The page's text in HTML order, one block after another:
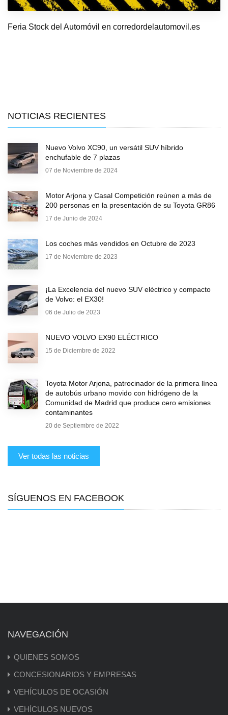
Feria Stock del Automóvil en corredordelautomovil.es
NOTICIAS RECIENTES
Nuevo Volvo XC90, un versátil SUV híbrido
enchufable de 7 plazas
07 de Noviembre de 2024
Motor Arjona y Casal Competición reúnen a más de
200 personas en la presentación de su Toyota GR86
17 de Junio de 2024
Los coches más vendidos en Octubre de 2023
17 de Noviembre de 2023
¡La Excelencia del nuevo SUV eléctrico y compacto
de Volvo: el EX30!
06 de Julio de 2023
NUEVO VOLVO EX90 ELÉCTRICO
15 de Diciembre de 2022
Toyota Motor Arjona, patrocinador de la primera línea
de autobús urbano movido con hidrógeno de la
Comunidad de Madrid que produce cero emisiones
contaminantes
20 de Septiembre de 2022
Ver todas las noticias
SÍGUENOS EN FACEBOOK
NAVEGACIÓN
QUIENES SOMOS
CONCESIONARIOS Y EMPRESAS
VEHÍCULOS DE OCASIÓN
VEHÍCULOS NUEVOS